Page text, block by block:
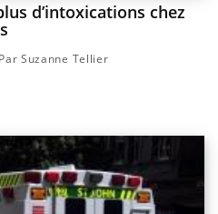
d’intoxications chez
Par Suzanne Tellier